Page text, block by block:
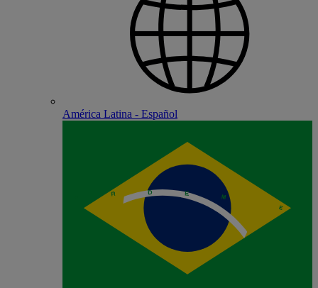
América Latina - Español